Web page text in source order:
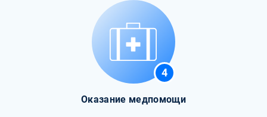
4
Оказание медпомощи